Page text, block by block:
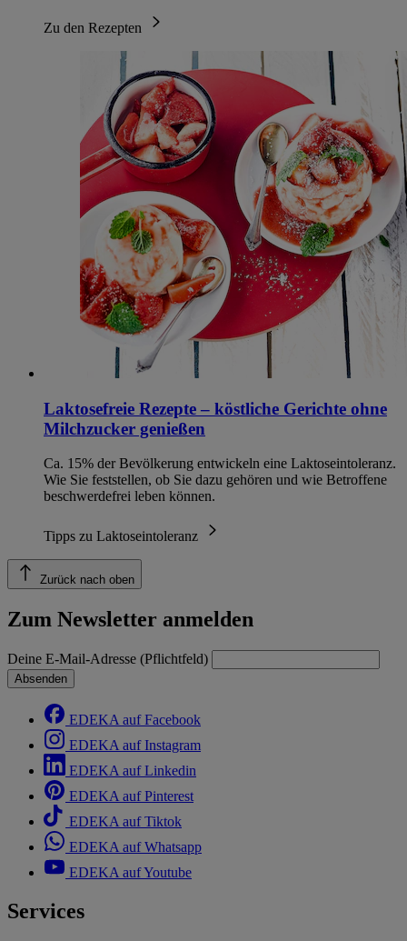
Zu den Rezepten
Laktosefreie Rezepte – köstliche Gerichte ohne
Milchzucker genießen
Ca. 15% der Bevölkerung entwickeln eine Laktoseintoleranz.
Wie Sie feststellen, ob Sie dazu gehören und wie Betroffene
beschwerdefrei leben können.
Tipps zu Laktoseintoleranz
Zurück nach oben
Zum Newsletter anmelden
Deine E-Mail-Adresse (Pflichtfeld)
Absenden
EDEKA auf Facebook
EDEKA auf Instagram
EDEKA auf Linkedin
EDEKA auf Pinterest
EDEKA auf Tiktok
EDEKA auf Whatsapp
EDEKA auf Youtube
Services